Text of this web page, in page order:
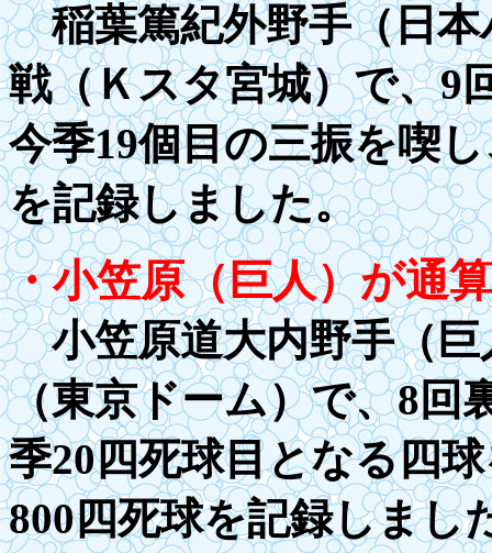
稲葉篤紀外野手（日本
戦（Ｋスタ宮城）で、9
今季19個目の三振を喫
を記録しました。
・小笠原（巨人）が通算
小笠原道大内野手（巨
（東京ドーム）で、8回
季20四死球目となる四
800四死球を記録しまし